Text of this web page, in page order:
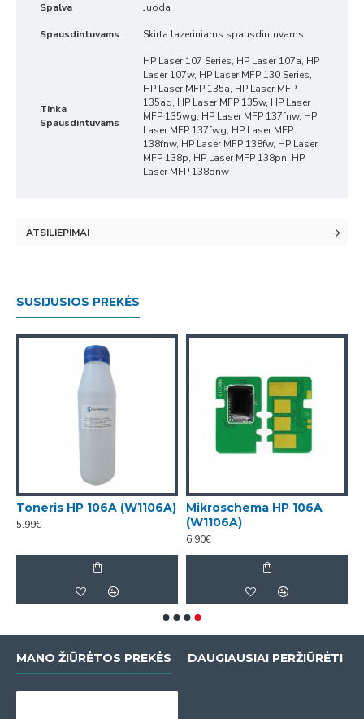
Spalva Juoda
Spausdintuvams Skirta lazeriniams spausdintuvams
Tinka
Spausdintuvams
HP Laser 107 Series, HP Laser 107a, HP
Laser 107w, HP Laser MFP 130 Series,
HP Laser MFP 135a, HP Laser MFP
135ag, HP Laser MFP 135w, HP Laser
MFP 135wg, HP Laser MFP 137fnw, HP
Laser MFP 137fwg, HP Laser MFP
138fnw, HP Laser MFP 138fw, HP Laser
MFP 138p, HP Laser MFP 138pn, HP
Laser MFP 138pnw
ATSILIEPIMAI
SUSIJUSIOS PREKĖS
Toneris HP 106A (W1106A)
5.99€
Mikroschema HP 106A
(W1106A)
6.90€
MANO ŽIŪRĖTOS PREKĖS DAUGIAUSIAI PERŽIŪRĖTI